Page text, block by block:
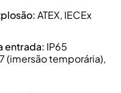
ATEX, IECEx
entrada: IP65
(imersão temporária),